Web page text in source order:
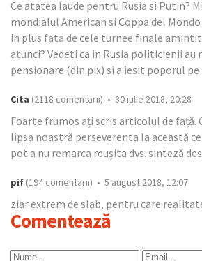
Ce atatea laude pentru Rusia si Putin?
mondialul American si Coppa del Mondo
in plus fata de cele turnee finale
atunci? Vedeti ca in Rusia politicienii au
pensionare (din pix) si a iesit poporul
Cita (2118 comentarii) • 30 iulie 2018, 20:28
Foarte frumos ați scris articolul de față.
lipsa noastră perseverenta la această
pot a nu remarca reușita dvs. sinteză
pif (194 comentarii) • 5 august 2018, 12:07
ziar extrem de slab, pentru care
Comentează